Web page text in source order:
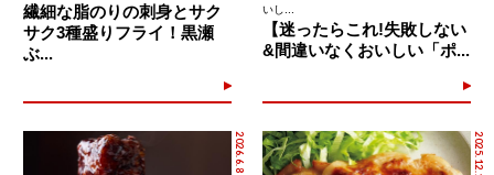
繊細な脂のりの刺身とサク
サク3種盛りフライ！黒瀬
ぶ...
いし...
【迷ったらこれ!失敗しない
&間違いなくおいしい「ポ...
2026.6.8 2025.12.1